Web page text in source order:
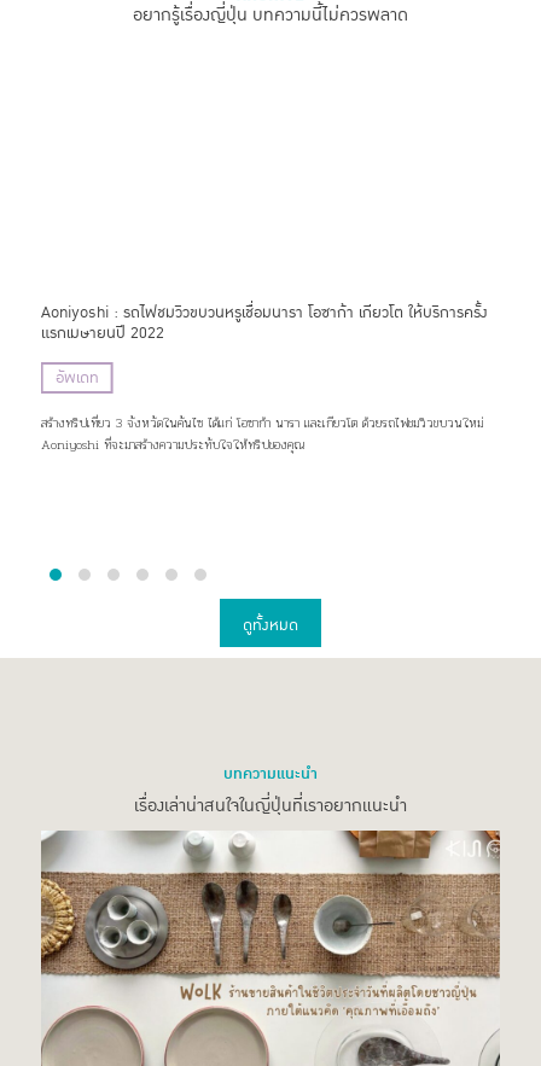
อยากรู้เรื่องญี่ปุ่น บทความนี้ไม่ควรพลาด
Aoniyoshi : รถไฟชมวิวขบวนหรูเชื่อมนารา โอซาก้า เกียวโต ให้บริการครั้ง
แรกเมษายนปี 2022
อัพเดท
สร้างทริปเที่ยว 3 จังหวัดในคันไซ ได้แก่ โอซาก้า นารา และเกียวโต ด้วยรถไฟชมวิวขบวนใหม่
Aoniyoshi ที่จะมาสร้างความประทับใจให้ทริปของคุณ
ดูทั้งหมด
บทความแนะนำ
เรื่องเล่าน่าสนใจในญี่ปุ่นที่เราอยากแนะนำ